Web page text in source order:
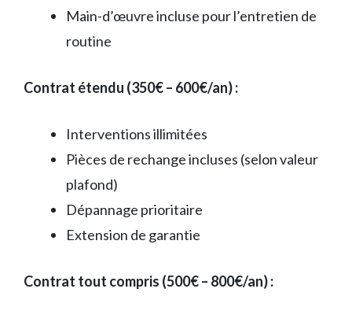
Main-d’œuvre incluse pour l’entretien de
routine
Contrat étendu (350€ – 600€/an) :
Interventions illimitées
Pièces de rechange incluses (selon valeur
plafond)
Dépannage prioritaire
Extension de garantie
Contrat tout compris (500€ – 800€/an) :